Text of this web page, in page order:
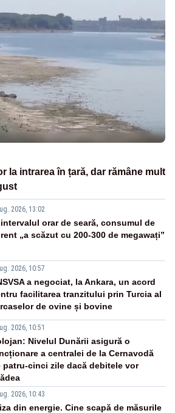
la intrarea în țară, dar rămâne mult
2026, 13:02
orar de seară, consumul de
„a scăzut cu 200-300 de megawați”
2026, 10:57
a negociat, la Ankara, un acord
facilitarea tranzitului prin Turcia al
de ovine și bovine
2026, 10:51
Nivelul Dunării asigură o
a centralei de la Cernavodă
patru-cinci zile dacă debitele vor
2026, 10:43
din energie. Cine scapă de măsurile